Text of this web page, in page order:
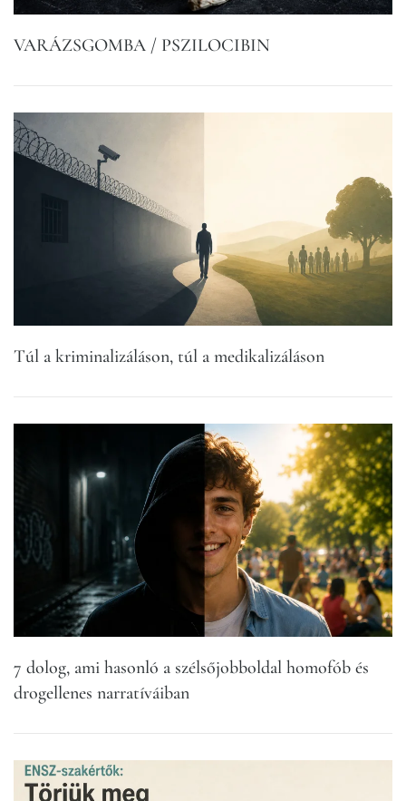
VARÁZSGOMBA / PSZILOCIBIN
Túl a kriminalizáláson, túl a medikalizáláson
7 dolog, ami hasonló a szélsőjobboldal homofób és
drogellenes narratíváiban